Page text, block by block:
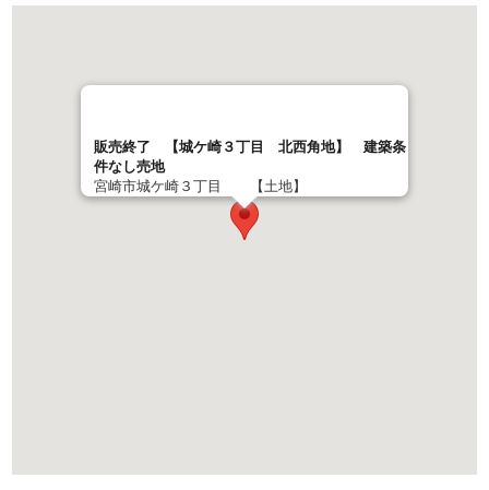
販売終了 【城ケ崎３丁目 北西角地】 建築条
件なし売地
宮崎市城ケ崎３丁目 【土地】